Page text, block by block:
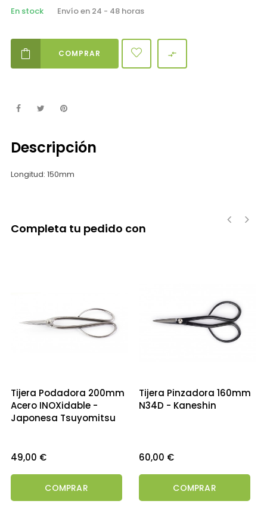
En stock Envío en 24 - 48 horas
COMPRAR 
Descripción
Longitud: 150mm
Completa tu pedido con
Tijera Podadora 200mm
Acero INOXidable -
Japonesa Tsuyomitsu
Precio
49,00 €
COMPRAR
Tijera Pinzadora 160mm
N34D - Kaneshin
Precio
60,00 €
COMPRAR